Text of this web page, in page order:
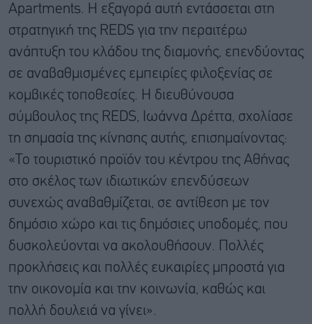
Apartments. Η εξαγορά αυτή εντάσσεται στη
στρατηγική της REDS για την περαιτέρω
ανάπτυξη του κλάδου της διαμονής, επενδύοντας
σε αναβαθμισμένες εμπειρίες φιλοξενίας σε
κομβικές τοποθεσίες. Η διευθύνουσα
σύμβουλος της REDS, Ιωάννα Δρέττα, σχολίασε
τη σημασία της κίνησης αυτής, επισημαίνοντας:
«Το τουριστικό προϊόν του κέντρου της Αθήνας
στο σκέλος των ιδιωτικών επενδύσεων
συνεχώς αναβαθμίζεται, σε αντίθεση με τον
δημόσιο χώρο και τις δημόσιες υποδομές, που
δυσκολεύονται να ακολουθήσουν. Πολλές
προκλήσεις και πολλές ευκαιρίες μπροστά για
την οικονομία και την κοινωνία, καθώς και
πολλή δουλειά να γίνει».